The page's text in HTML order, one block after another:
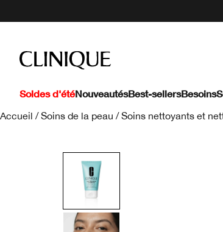
Soldes d'étéNouveautésBest-sellersBesoins
Accueil / Soins de la peau / Soins nettoyants et